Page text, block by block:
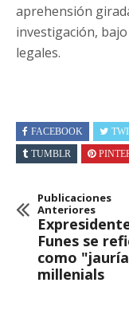
aprehensión
investigación,
legales.
FACEBOOK
TUMBLR
Publicaciones
Anteriores
Funes se
como
millenials